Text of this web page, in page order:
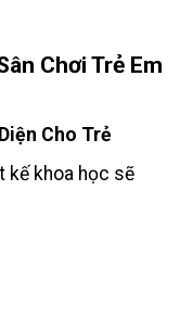
Chơi Trẻ Em
Cho Trẻ
kế khoa học sẽ